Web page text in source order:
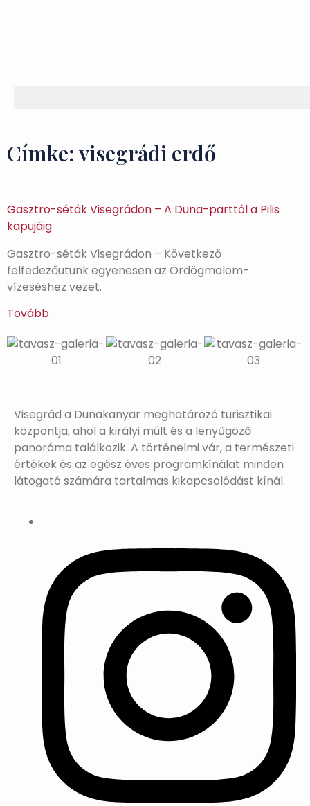
Címke: visegrádi erdő
Gasztro-séták Visegrádon – A Duna-parttól a Pilis
kapujáig
Gasztro-séták Visegrádon – Következő
felfedezőutunk egyenesen az Ördögmalom-
vízeséshez vezet.
Tovább
Visegrád a Dunakanyar meghatározó turisztikai
központja, ahol a királyi múlt és a lenyűgöző
panoráma találkozik. A történelmi vár, a természeti
értékek és az egész éves programkínálat minden
látogató számára tartalmas kikapcsolódást kínál.